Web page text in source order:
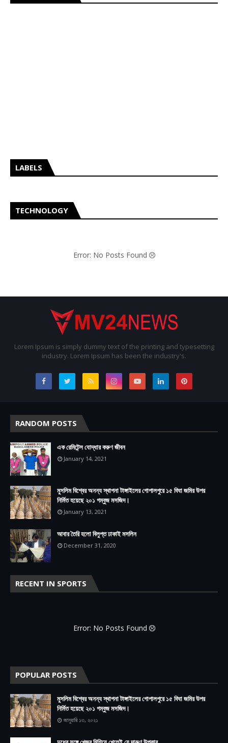
LABELS
TECHNOLOGY
Error: No Posts Found
Lorem Ipsum is simply dummy text of the printing and typesetting
industry. Lorem Ipsum has been the industry's.
RANDOM POSTS
এক রেমিটেন্স যোদ্ধার করুণ জীবন
January 14, 2021
মুসলিম বিশ্বের অনন্য স্থাপনা টাঙ্গাইলের গোপালপুরে ১৫ বিঘা জমির উপর
নির্মিত হয়েছে ২০১ গম্বুজ মসজিদ।
January 13, 2021
আবার তৈরি হলো বিলুপ্ত ঢাকাই মসলিন
December 31, 2020
RECENT IN SPORTS
Error: No Posts Found
POPULAR POSTS
মুসলিম বিশ্বের অনন্য স্থাপনা টাঙ্গাইলের গোপালপুরে ১৫ বিঘা জমির উপর
নির্মিত হয়েছে ২০১ গম্বুজ মসজিদ।
জানুয়ারি ১৩, ২০২১